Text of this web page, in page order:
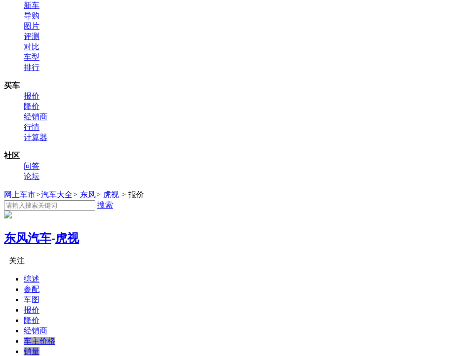
新车
导购
图片
评测
对比
车型
排行
买车
报价
降价
经销商
行情
计算器
社区
问答
论坛
网上车市>汽车大全> 东风> 虎视 > 报价
搜索
东风汽车-虎视
关注
综述
参配
车图
报价
降价
经销商
车主价格
销量